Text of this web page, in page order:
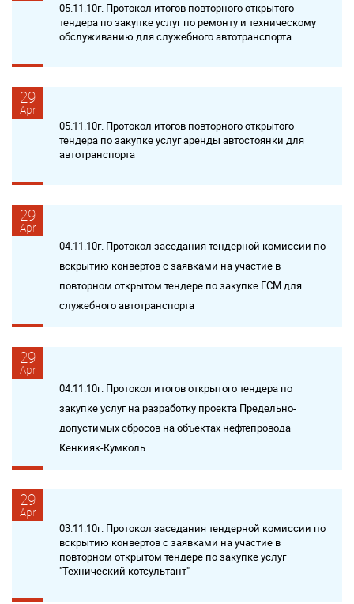
05.11.10г. Протокол итогов повторного открытого
тендера по закупке услуг по ремонту и техническому
обслуживанию для служебного автотранспорта
29
Apr
05.11.10г. Протокол итогов повторного открытого
тендера по закупке услуг аренды автостоянки для
автотранспорта
29
Apr
04.11.10г. Протокол заседания тендерной комиссии по
вскрытию конвертов с заявками на участие в
повторном открытом тендере по закупке ГСМ для
служебного автотранспорта
29
Apr
04.11.10г. Протокол итогов открытого тендера по
закупке услуг на разработку проекта Предельно-
допустимых сбросов на объектах нефтепровода
Кенкияк-Кумколь
29
Apr
03.11.10г. Протокол заседания тендерной комиссии по
вскрытию конвертов с заявками на участие в
повторном открытом тендере по закупке услуг
"Технический котсультант"